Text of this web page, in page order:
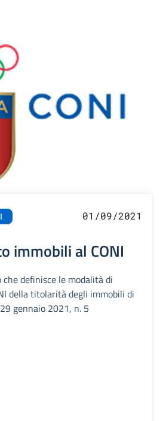
01/09/2021
immobili al CONI
definisce le modalità di
della titolarità degli immobili di
gennaio 2021, n. 5